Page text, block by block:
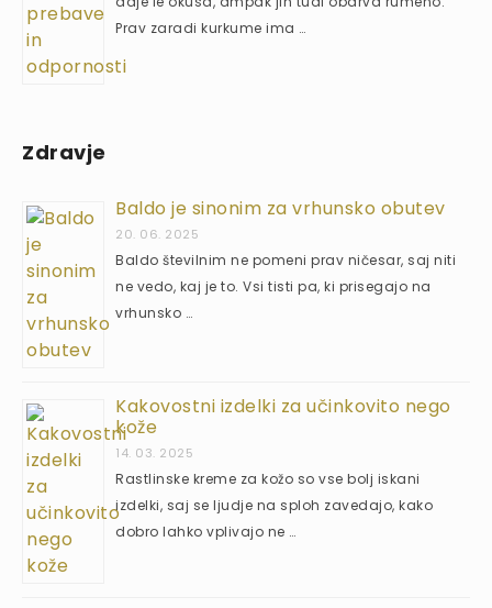
Prav zaradi kurkume ima …
Zdravje
Baldo je sinonim za vrhunsko obutev
20. 06. 2025
Baldo številnim ne pomeni prav ničesar, saj niti
ne vedo, kaj je to. Vsi tisti pa, ki prisegajo na
vrhunsko …
Kakovostni izdelki za učinkovito nego
kože
14. 03. 2025
Rastlinske kreme za kožo so vse bolj iskani
izdelki, saj se ljudje na sploh zavedajo, kako
dobro lahko vplivajo ne …